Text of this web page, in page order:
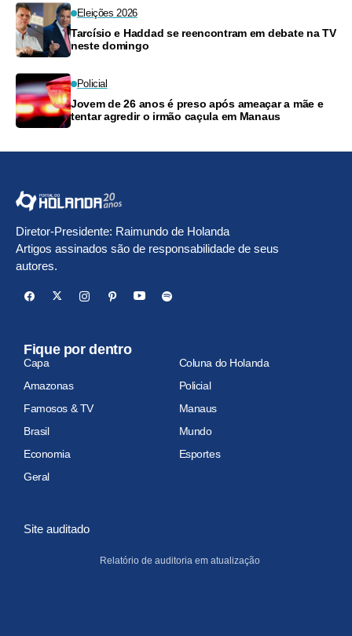
Eleições 2026
Tarcísio e Haddad se reencontram em debate na TV
neste domingo
Policial
Jovem de 26 anos é preso após ameaçar a mãe e
tentar agredir o irmão caçula em Manaus
Diretor-Presidente: Raimundo de Holanda
Artigos assinados são de responsabilidade de seus
autores.
Fique por dentro
Capa
Coluna do Holanda
Amazonas
Policial
Famosos & TV
Manaus
Brasil
Mundo
Economia
Esportes
Geral
Site auditado
Relatório de auditoria em atualização